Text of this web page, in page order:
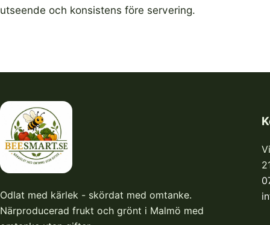
utseende och konsistens före servering.
Odlat med kärlek - skördat med omtanke.
Närproducerad frukt och grönt i Malmö med